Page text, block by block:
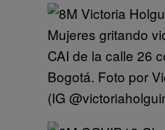
Mujeres gritando
CAI de la calle 26
Bogotá. Foto por
(IG